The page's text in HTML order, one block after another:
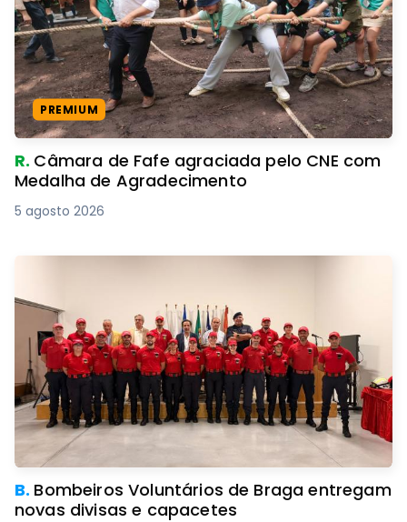
PREMIUM
R. Câmara de Fafe agraciada pelo CNE com
Medalha de Agradecimento
5 agosto 2026
B. Bombeiros Voluntários de Braga entregam
novas divisas e capacetes